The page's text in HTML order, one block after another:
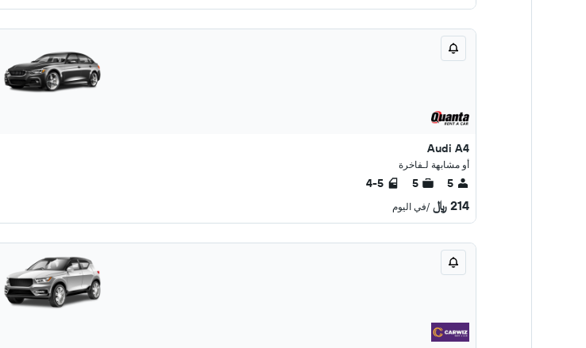
Audi A4
أو مشابهة لـفاخرة
5
5
4-5
214 ﷼ /في اليوم